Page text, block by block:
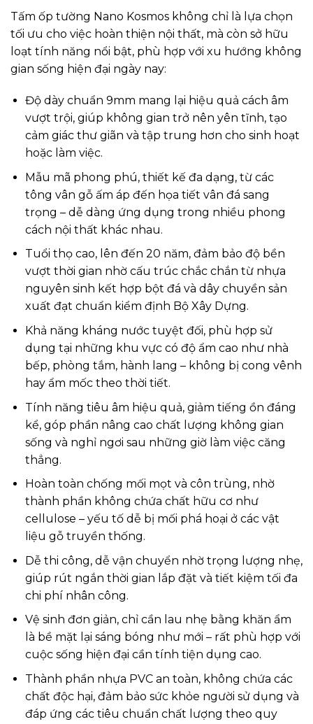
Tấm ốp tường Nano Kosmos không chỉ là lựa chọn
tối ưu cho việc hoàn thiện nội thất, mà còn sở hữu
loạt tính năng nổi bật, phù hợp với xu hướng không
gian sống hiện đại ngày nay:
Độ dày chuẩn 9mm mang lại hiệu quả cách âm
vượt trội, giúp không gian trở nên yên tĩnh, tạo
cảm giác thư giãn và tập trung hơn cho sinh hoạt
hoặc làm việc.
Mẫu mã phong phú, thiết kế đa dạng, từ các
tông vân gỗ ấm áp đến họa tiết vân đá sang
trọng – dễ dàng ứng dụng trong nhiều phong
cách nội thất khác nhau.
Tuổi thọ cao, lên đến 20 năm, đảm bảo độ bền
vượt thời gian nhờ cấu trúc chắc chắn từ nhựa
nguyên sinh kết hợp bột đá và dây chuyền sản
xuất đạt chuẩn kiểm định Bộ Xây Dựng.
Khả năng kháng nước tuyệt đối, phù hợp sử
dụng tại những khu vực có độ ẩm cao như nhà
bếp, phòng tắm, hành lang – không bị cong vênh
hay ẩm mốc theo thời tiết.
Tính năng tiêu âm hiệu quả, giảm tiếng ồn đáng
kể, góp phần nâng cao chất lượng không gian
sống và nghỉ ngơi sau những giờ làm việc căng
thẳng.
Hoàn toàn chống mối mọt và côn trùng, nhờ
thành phần không chứa chất hữu cơ như
cellulose – yếu tố dễ bị mối phá hoại ở các vật
liệu gỗ truyền thống.
Dễ thi công, dễ vận chuyển nhờ trọng lượng nhẹ,
giúp rút ngắn thời gian lắp đặt và tiết kiệm tối đa
chi phí nhân công.
Vệ sinh đơn giản, chỉ cần lau nhẹ bằng khăn ẩm
là bề mặt lại sáng bóng như mới – rất phù hợp với
cuộc sống hiện đại cần tính tiện dụng cao.
Thành phần nhựa PVC an toàn, không chứa các
chất độc hại, đảm bảo sức khỏe người sử dụng và
đáp ứng các tiêu chuẩn chất lượng theo quy